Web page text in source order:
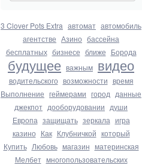
3 Clover Pots Extra автомат автомобиль
агентстве Азино бассейна
бесплатных бизнесе ближе Борода
будущее важным видео
водительского возможности время
Выполнение геймерами город данные
джекпот дооборудовании души
Европа защищать зеркала игра
казино Как Клубничкой который
Купить Любовь магазин материнская
Мелбет многопользовательских